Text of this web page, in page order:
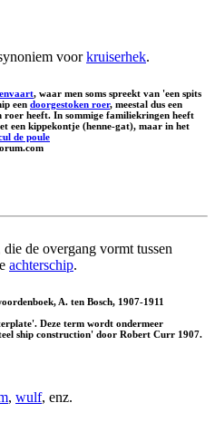
voorkruiserhek.
, waar men soms spreekt van 'een spits
een doorgestoken roer, meestal dus een
roer heeft. In sommige familiekringen heeft
een kippekontje (henne-gat), maar in het
de poule
die de overgang vormt tussen
achterschip.
A. ten Bosch, 1907-1911
Deze term wordt ondermeer
ship construction' door Robert Curr 1907.
, wulf, enz.